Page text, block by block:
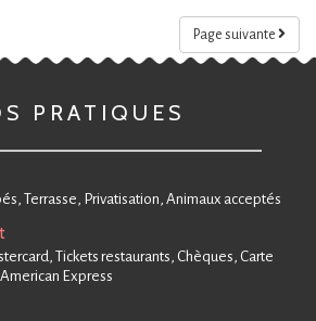
Page suivante
PRATIQUES
Terrasse, Privatisation, Animaux acceptés
Tickets restaurants, Chèques, Carte
Express